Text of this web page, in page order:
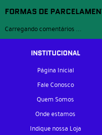
FORMAS DE
Carregando comentários ...
INSTITUCIONAL
Página Inicial
Fale Conosco
Quem Somos
Onde estamos
Indique nossa Loja